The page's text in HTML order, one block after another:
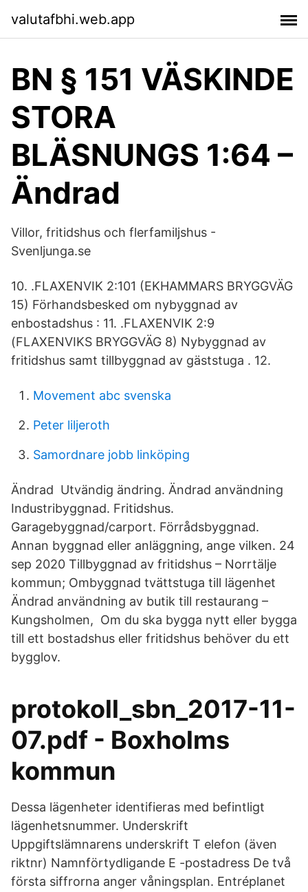
valutafbhi.web.app
BN § 151 VÄSKINDE
STORA
BLÄSNUNGS 1:64 –
Ändrad
Villor, fritidshus och flerfamiljshus -
Svenljunga.se
10. .FLAXENVIK 2:101 (EKHAMMARS BRYGGVÄG
15) Förhandsbesked om nybyggnad av
enbostadshus : 11. .FLAXENVIK 2:9
(FLAXENVIKS BRYGGVÄG 8) Nybyggnad av
fritidshus samt tillbyggnad av gäststuga . 12.
Movement abc svenska
Peter liljeroth
Samordnare jobb linköping
Ändrad Utvändig ändring. Ändrad användning
Industribyggnad. Fritidshus.
Garagebyggnad/carport. Förrådsbyggnad.
Annan byggnad eller anläggning, ange vilken. 24
sep 2020 Tillbyggnad av fritidshus – Norrtälje
kommun; Ombyggnad tvättstuga till lägenhet
Ändrad användning av butik till restaurang –
Kungsholmen, Om du ska bygga nytt eller bygga
till ett bostadshus eller fritidshus behöver du ett
bygglov.
protokoll_sbn_2017-11-
07.pdf - Boxholms
kommun
Dessa lägenheter identifieras med befintligt
lägenhetsnummer. Underskrift
Uppgiftslämnarens underskrift T elefon (även
riktnr) Namnförtydligande E -postadress De två
första siffrorna anger våningsplan. Entréplanet